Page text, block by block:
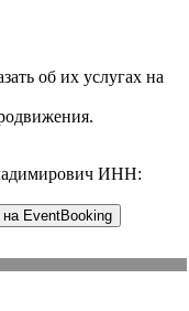
об их услугах на
ИНН:
EventBooking